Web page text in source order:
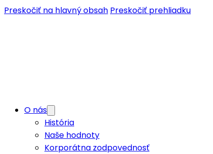
Preskočiť na hlavný obsah Preskočiť prehliadku
O nás
História
Naše hodnoty
Korporátna zodpovednosť